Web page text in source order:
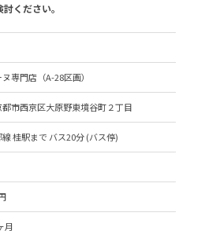
ください。
専門店（A-28区画）
市西京区大原野東境谷町２丁目
桂駅まで バス20分 (バス停)
月